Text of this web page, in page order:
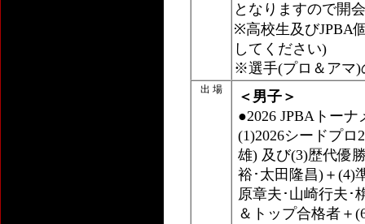
となりますので開
※高校生及びJPBA
してください)
※選手(プロ＆アマ)
出 場
＜男子＞
●2026 JPBAトー
(1)2026シードプロ
雄) 及び(3)歴代優
裕･太田隆昌)＋(4)
原章夫･山崎行夫･
＆トップ合格者＋